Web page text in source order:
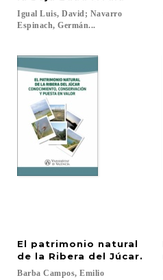
Igual Luis, David; Navarro
Espinach, Germán...
El patrimonio natural
de la Ribera del Júcar.
Barba Campos, Emilio